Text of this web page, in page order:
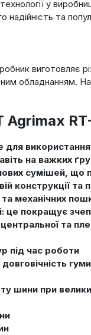
технології у
та
виготовляє
Agrimax
на важких
сумішей, що
конструкції
та механічних
це покращує
та
під час роботи
гуми
шини при